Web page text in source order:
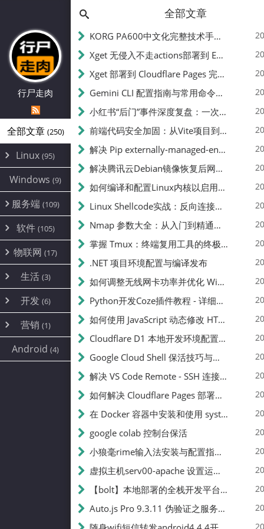
行尸走肉
全部文章 (250)
Linux (95)
Alpine
CentOS(17)
Debian(24)
ProxmoxVE
Ubuntu(7)
Windows (9)
服务端 (109)
环境配置
DD重装(3)
加速优化(34)
面板(12)
容器
游戏 (7)
饥荒(7)
云服务商(4)
WEB源码(6)
建站(5)
软件 (105)
安全(12)
办公(4)
图片 (2)
文件
系统 (35)
AI(10)
物联网 (17)
路由器
随身wifi(1)
mobile(14)
刷机
magisk
生活 (3)
线报
sim卡(1)
开发 (6)
编译
JavaScript(2)
python(2)
营销 (1)
公关(1)
SEO(1)
Android (4)
全部文章
KORG PA600中文化完整技术手册 - 从逆向到实现的全流程指南
Xget 无侵入不走actions部署到 EdgeOne Pages 指南
Xget 部署到 Cloudflare Pages 完整指南 - 无需修改源码的构建配置
Gemini CLI 配置指南与常用命令中文翻译 | API Key、MCP、代理设置
小红书“后门”事件深度复盘：一次沉默危机下的品牌、技术与流程三重考验
前端代码安全加固：从Vite项目到纯静态页面的深度混淆技术备忘
解决 Pip externally-managed-environment 错误：临时与永久绕过方案
解决腾讯云Debian镜像恢复后网络不通问题
如何编译和配置Linux内核以启用BBR2 | 内核编译教程
Linux Shellcode实战：反向连接、持久化、免杀技术详解（MSF,Cobalt Strike）- 从原理到C加载器实现
Nmap 参数大全：从入门到精通，掌握网络扫描的核心技巧
掌握 Tmux：终端复用工具的终极指南
.NET 项目环境配置与编译发布
如何调整无线网卡功率并优化 Wifite 的功率设置
Python开发Coze插件教程 - 详细步骤与注意事项
如何使用 JavaScript 动态修改 HTML 中的权限文本 | 前端开发教程
Cloudflare D1 本地开发环境配置指南 | CF Pages Local Development Guide
Google Cloud Shell 保活技巧与配额时间查看方法
解决 VS Code Remote - SSH 连接失败问题：从权限问题到成功启动
如何解决 Cloudflare Pages 部署中的 API Token 权限问题
在 Docker 容器中安装和使用 systemctl 的完整指南
google colab 控制台保活
小狼毫rime输入法安装与配置指南：从基础到高级自定义
虚拟主机serv00-apache 设置运行目录
【bolt】本地部署的全栈开发平台，支持本地及众多API，本地一键生成应用，部署教程
Auto.js Pro 9.3.11 伪验证之服务器接口 Nginx 版
📝
250
篇文章
✍️
231k
总字数
👥